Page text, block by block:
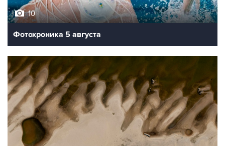
10
Фотохроника 5 августа